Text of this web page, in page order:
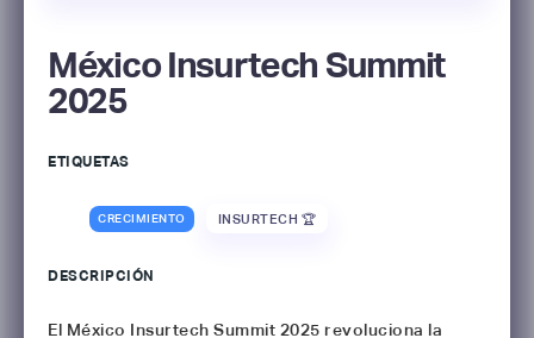
México Insurtech Summit
2025
ETIQUETAS
CRECIMIENTO INSURTECH 🏆
DESCRIPCIÓN
El México Insurtech Summit 2025 revoluciona la